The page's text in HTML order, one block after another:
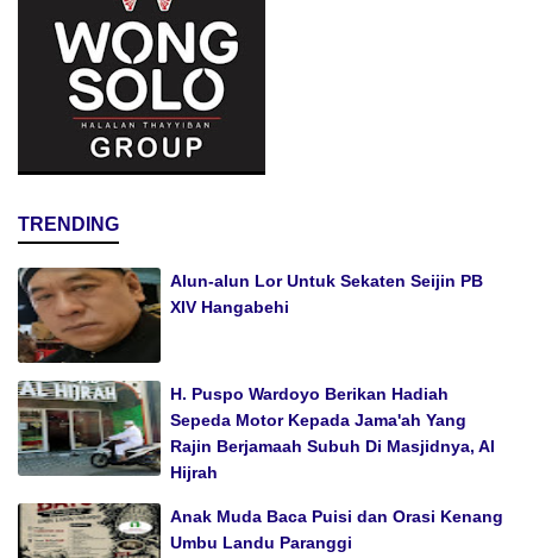
TRENDING
Alun-alun Lor Untuk Sekaten Seijin PB
XIV Hangabehi
H. Puspo Wardoyo Berikan Hadiah
Sepeda Motor Kepada Jama'ah Yang
Rajin Berjamaah Subuh Di Masjidnya, Al
Hijrah
Anak Muda Baca Puisi dan Orasi Kenang
Umbu Landu Paranggi